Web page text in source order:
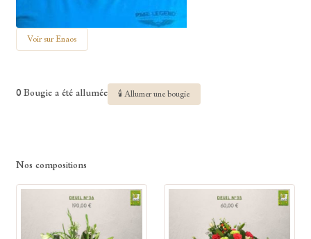
Voir sur Enaos
0 Bougie a été allumée 🕯 Allumer une bougie
Nos compositions